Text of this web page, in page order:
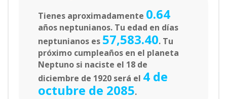
Tienes aproximadamente 0.64
años neptunianos. Tu edad en días
neptunianos es 57,583.40. Tu
próximo cumpleaños en el planeta
Neptuno si naciste el 18 de
diciembre de 1920 será el 4 de
octubre de 2085.